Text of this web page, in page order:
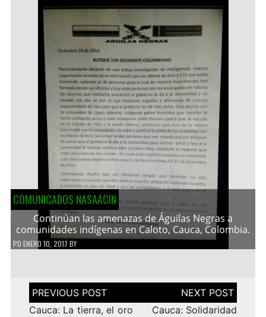
COMUNICADOS NASAACIN
Continúan las amenazas de Águilas Negras a
comunidades indígenas en Caloto, Cauca, Colombia.
PD ENERO 10, 2017 BY
Navegación
de
entradas
Cauca: La tierra, el oro
Cauca: Solidaridad